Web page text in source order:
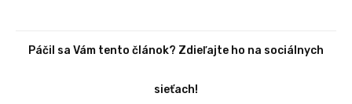
Páčil sa Vám tento článok? Zdieľajte ho na sociálnych
sieťach!